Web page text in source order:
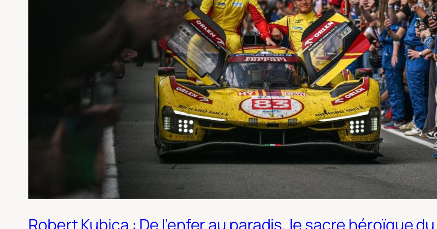
Robert Kubica : De l’enfer au paradis, le sacre héroïque